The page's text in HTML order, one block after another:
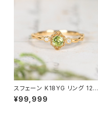
スフェーン K18YG リング 12号
（JK6955）
¥99,999